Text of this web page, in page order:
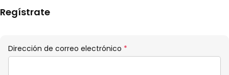
Regístrate
Dirección de correo electrónico *